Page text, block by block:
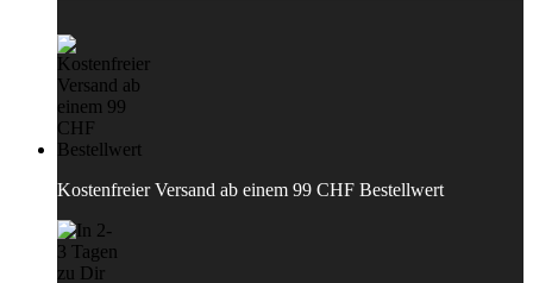
Kostenfreier Versand ab einem 99 CHF Bestellwert